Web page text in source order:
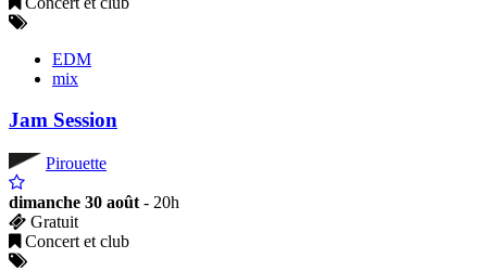
EDM
mix
Jam Session
Pirouette
dimanche 30 août - 20h
Gratuit
Concert et club